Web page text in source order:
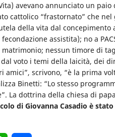
avevano annunciato un
cattolico “frastornato” che
della vita dal
assistita); no a
nessun timore di
voto i temi della laicità, dei
amici”, scrivono, “è la prima
Binetti: “Lo stesso
La dottrina della chiesa di
di Giovanna Casadio è